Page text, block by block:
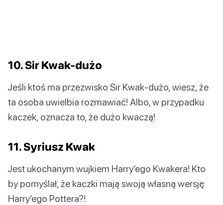
10. Sir Kwak-dużo
Jeśli ktoś ma przezwisko Sir Kwak-dużo, wiesz, że
ta osoba uwielbia rozmawiać! Albo, w przypadku
kaczek, oznacza to, że dużo kwaczą!
11. Syriusz Kwak
Jest ukochanym wujkiem Harry’ego Kwakera! Kto
by pomyślał, że kaczki mają swoją własną wersję
Harry’ego Pottera?!